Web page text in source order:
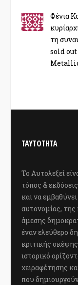
Φένια
τη
sold out
ΤΑΥΤΟΤΗΤΑ
Το Αυτολεξεί
τόπος &
και να
αυτονομίας, της
άμεσης
έναν ελεύθερο
κριτικής
ιστορικό
χειραφέτησης
που